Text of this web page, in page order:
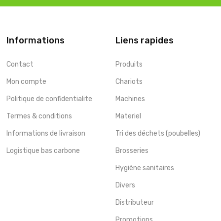
Informations
Contact
Mon compte
Politique de confidentialite
Termes & conditions
Informations de livraison
Logistique bas carbone
Liens rapides
Produits
Chariots
Machines
Materiel
Tri des déchets (poubelles)
Brosseries
Hygiène sanitaires
Divers
Distributeur